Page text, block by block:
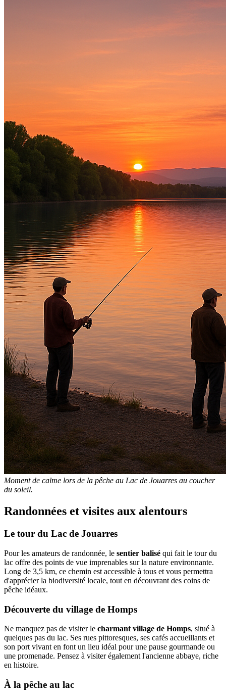
Moment de calme lors de la pêche au Lac de Jouarres au coucher
du soleil.
Randonnées et visites aux alentours
Le tour du Lac de Jouarres
Pour les amateurs de randonnée, le sentier balisé qui fait le tour du
lac offre des points de vue imprenables sur la nature environnante.
Long de 3,5 km, ce chemin est accessible à tous et vous permettra
d'apprécier la biodiversité locale, tout en découvrant des coins de
pêche idéaux.
Découverte du village de Homps
Ne manquez pas de visiter le charmant village de Homps, situé à
quelques pas du lac. Ses rues pittoresques, ses cafés accueillants et
son port vivant en font un lieu idéal pour une pause gourmande ou
une promenade. Pensez à visiter également l'ancienne abbaye, riche
en histoire.
À la pêche au lac